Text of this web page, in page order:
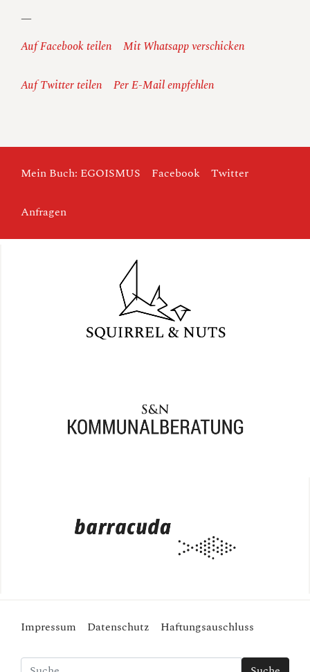
—
Auf Facebook teilen
Mit Whatsapp verschicken
Auf Twitter teilen Per E-Mail empfehlen
Mein Buch: EGOISMUS Facebook Twitter
Anfragen
Impressum Datenschutz Haftungsauschluss